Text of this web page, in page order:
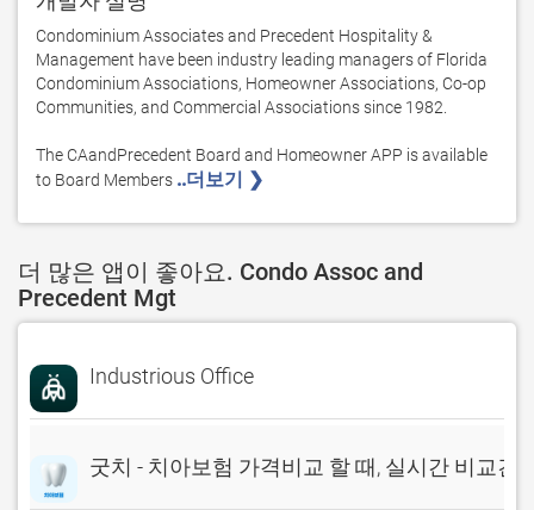
Condominium Associates and Precedent Hospitality &
Management have been industry leading managers of Florida
Condominium Associations, Homeowner Associations, Co-op
Communities, and Commercial Associations since 1982.
The CAandPrecedent Board and Homeowner APP is available
to Board Members ..더보기 ❯
더 많은 앱이 좋아요. Condo Assoc and
Precedent Mgt
Industrious Office
굿치 - 치아보험 가격비교 할 때, 실시간 비교견